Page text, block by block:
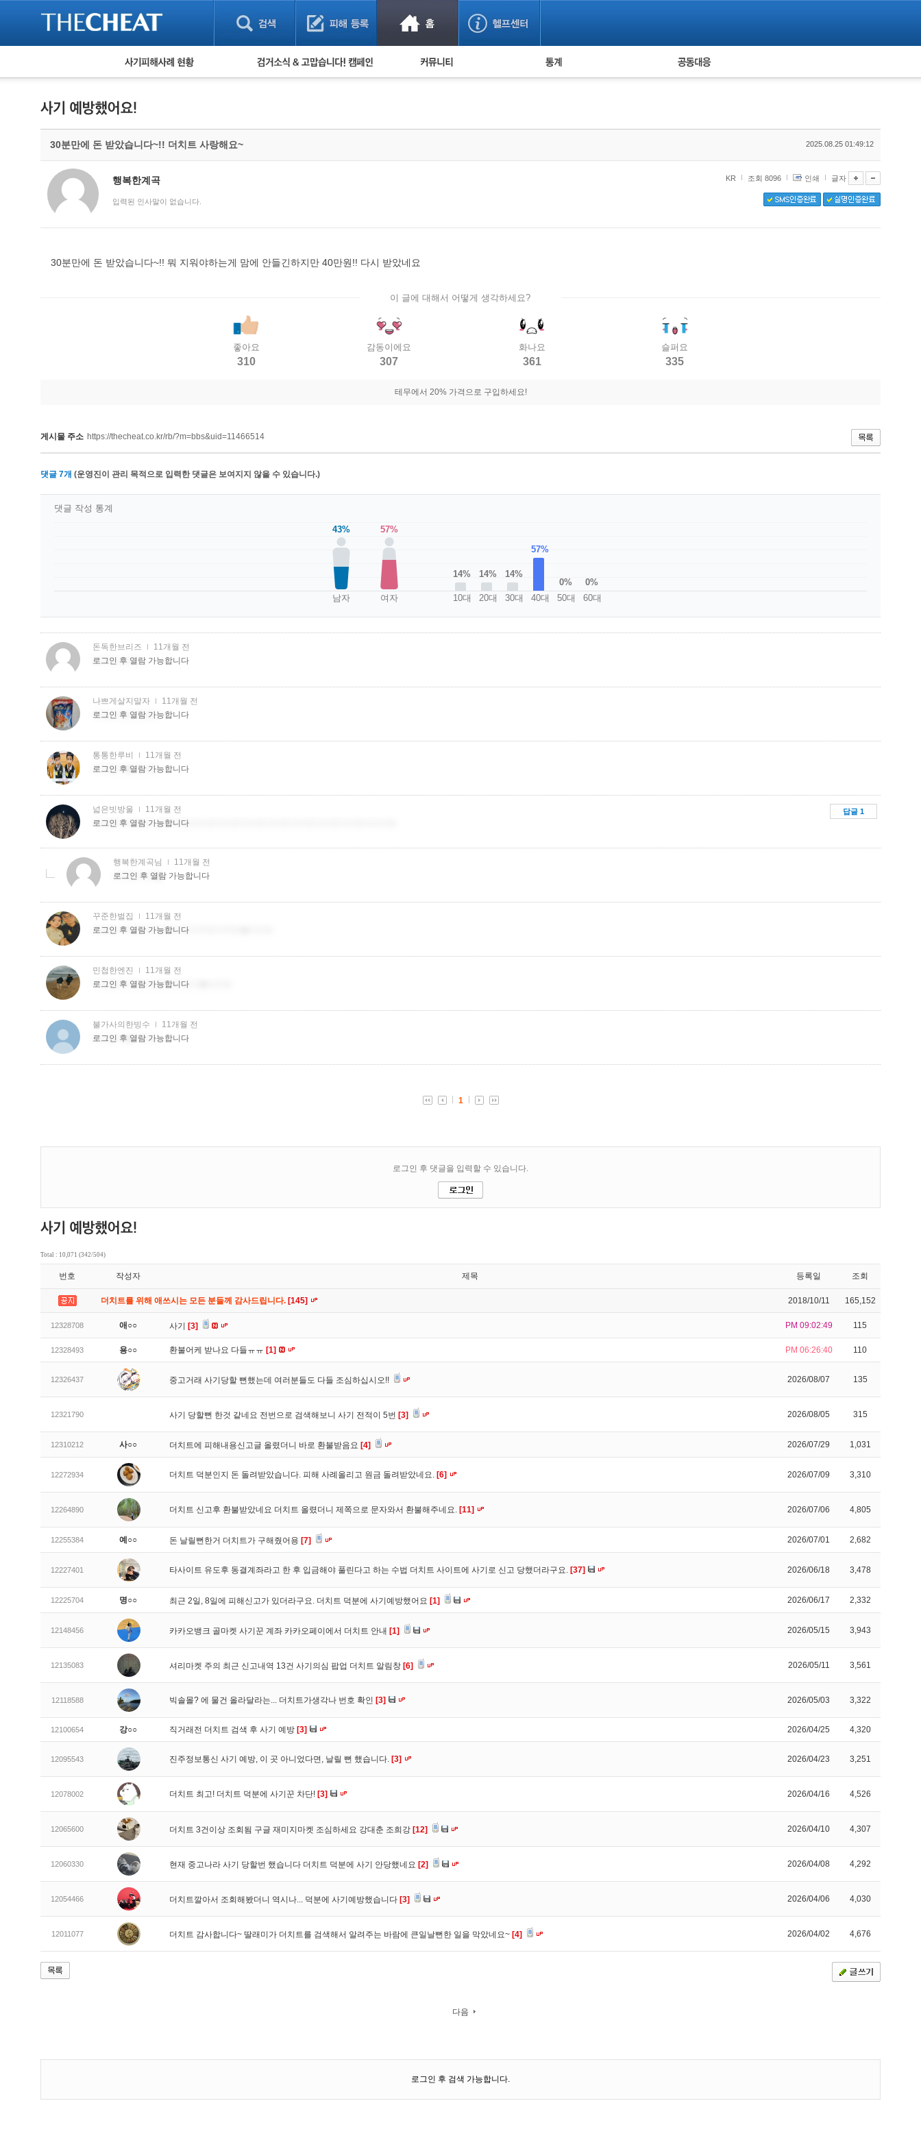
피해사례 현황
게임 · 비실물 피해사례
보이스피싱 피해사례
유해사이트 목록
비공개 피해사례
워킹홀리데이 피해사례
검거 소식 사기 예방했어요! 누적 피해사례 통계 피해자 공동대응
30분만에 돈 받았습니다~!! 더치트 사랑해요~ 2025.08.25 01:49:12
행복한계곡
입력된 인사말이 없습니다.
KR 조회 8096 인쇄 글자
30분만에 돈 받았습니다~!! 뭐 지워야하는게 맘에 안들긴하지만 40만원!! 다시 받았네요
이 글에 대해서 어떻게 생각하세요?
좋아요
310
감동이에요
307
화나요
361
슬퍼요
335
테무에서 20% 가격으로 구입하세요!
게시물 주소 https://thecheat.co.kr/rb/?m=bbs&uid=11466514
댓글 7개 (운영진이 관리 목적으로 입력한 댓글은 보여지지 않을 수 있습니다.)
43%
남자
57%
여자
14%
10대
14%
20대
14%
30대
57%
40대
0%
50대
0%
60대
댓글 작성 통계
Total : 10,071 (342/504)
번호 작성자 제목 등록일 조회
더치트를 위해 애쓰시는 모든 분들께 감사드립니다. [145] 2018/10/11 165,152
12328708 애○○ 사기 [3] PM 09:02:49 115
12328493 용○○ 환불어케 받나요 다들ㅠㅠ [1] PM 06:26:40 110
12326437 중고거래 사기당할 뻔했는데 여러분들도 다들 조심하십시오!! 2026/08/07 135
12321790 사기 당할뻔 한것 같네요 전번으로 검색해보니 사기 전적이 5번 [3] 2026/08/05 315
12310212 사○○ 더치트에 피해내용신고글 올렸더니 바로 환불받음요 [4] 2026/07/29 1,031
12272934 더치트 덕분인지 돈 돌려받았습니다. 피해 사례올리고 원금 돌려받았네요. [6] 2026/07/09 3,310
12264890 더치트 신고후 환불받았네요 더치트 올렸더니 제쪽으로 문자와서 환불해주네요. [11] 2026/07/06 4,805
12255384 예○○ 돈 날릴뻔한거 더치트가 구해줬어용 [7] 2026/07/01 2,682
12227401 타사이트 유도후 동결계좌라고 한 후 입금해야 풀린다고 하는 수법 더치트 사이트에 사기로 신고 당했더라구요. [37] 2026/06/18 3,478
12225704 명○○ 최근 2일, 8일에 피해신고가 있더라구요. 더치트 덕분에 사기예방했어요 [1] 2026/06/17 2,332
12148456 카카오뱅크 골마켓 사기꾼 계좌 카카오페이에서 더치트 안내 [1] 2026/05/15 3,943
12135083 셔리마켓 주의 최근 신고내역 13건 사기의심 팝업 더치트 알림창 [6] 2026/05/11 3,561
12118588 빅솔몰? 에 물건 올라달라는... 더치트가생각나 번호 확인 [3] 2026/05/03 3,322
12100654 강○○ 직거래전 더치트 검색 후 사기 예방 [3] 2026/04/25 4,320
12095543 진주정보통신 사기 예방, 이 곳 아니었다면, 날릴 뻔 했습니다. [3] 2026/04/23 3,251
12078002 더치트 최고! 더치트 덕분에 사기꾼 차단! [3] 2026/04/16 4,526
12065600 더치트 3건이상 조회됨 구글 재미지마켓 조심하세요 강대춘 조희강 [12] 2026/04/10 4,307
12060330 현재 중고나라 사기 당할번 했습니다 더치트 덕분에 사기 안당했네요 [2] 2026/04/08 4,292
12054466 더치트깔아서 조회해봤더니 역시나... 덕분에 사기예방했습니다 [3] 2026/04/06 4,030
12011077 더치트 감사합니다~ 딸래미가 더치트를 검색해서 알려주는 바람에 큰일날뻔한 일을 막았네요~ [4] 2026/04/02 4,676
다음
로그인 후 검색 가능합니다.